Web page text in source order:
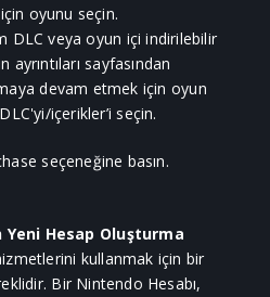
oyunu seçin.
DLC veya oyun içi indirilebilir
sayfasından
devam etmek için oyun
içerikler’i seçin.
seçeneğine basın.
Hesap Oluşturma
kullanmak için bir
Bir Nintendo Hesabı,